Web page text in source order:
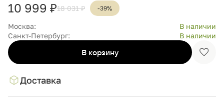
10 999 ₽18 031 ₽ -39%
Москва:
В наличии
Санкт-Петербург:
В наличии
В корзину
Доставка